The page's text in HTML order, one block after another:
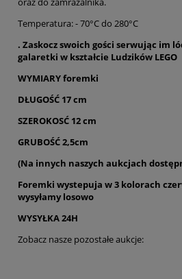
Temperatura: - 70°C do 280°C
. Zaskocz swoich gości serwując im
galaretki w kształcie Ludzików LEGO
WYMIARY foremki
DŁUGOŚĆ 17cm
SZEROKOSĆ 12 cm
GRUBOŚĆ 2,5cm
(Na innych naszych aukcjach
Foremki wystepuja w 3 kolorach
wysyłamy losowo
WYSYŁKA 24H
Zobacz nasze pozostałe aukcje: